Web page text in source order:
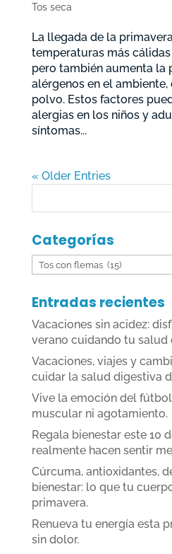
Tos seca
La llegada de la
temperaturas más
pero también aumenta la
alérgenos en el
polvo. Estos factores
alergias en los niños y
síntomas...
« Older Entries
Categorías
Categorías
Entradas recientes
Vacaciones sin acidez:
verano cuidando tu salud
Vacaciones, viajes y
cuidar la salud digestiva
Vive la emoción del
muscular ni agotamiento.
Regala bienestar este 10
realmente hacen sentir
Cúrcuma, antioxidantes,
bienestar: lo que tu
primavera.
Renueva tu energía esta
sin dolor.